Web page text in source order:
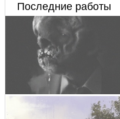
Последние работы